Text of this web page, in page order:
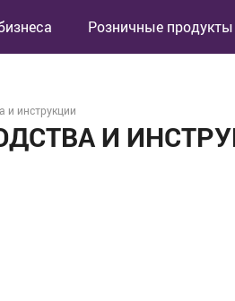
Розничные продукты
и инструкции
И